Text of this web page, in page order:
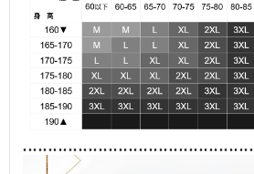
..............................................